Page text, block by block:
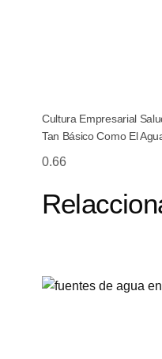
Cultura Empresarial
Tan Básico Como El